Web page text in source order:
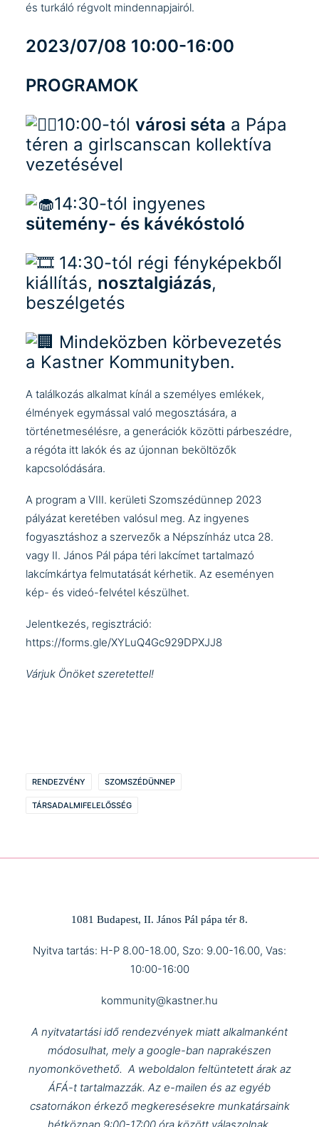
és turkáló régvolt mindennapjairól.
2023/07/08 10:00-16:00
PROGRAMOK
10:00-tól városi séta a Pápa
téren a girlscanscan kollektíva
vezetésével
14:30-tól ingyenes
sütemény- és kávékóstoló
14:30-tól régi fényképekből
kiállítás, nosztalgiázás,
beszélgetés
Mindeközben körbevezetés
a Kastner Kommunityben.
A találkozás alkalmat kínál a személyes emlékek,
élmények egymással való megosztására, a
történetmesélésre, a generációk közötti párbeszédre,
a régóta itt lakók és az újonnan beköltözők
kapcsolódására.
A program a VIII. kerületi Szomszédünnep 2023
pályázat keretében valósul meg. Az ingyenes
fogyasztáshoz a szervezők a Népszínház utca 28.
vagy II. János Pál pápa téri lakcímet tartalmazó
lakcímkártya felmutatását kérhetik. Az eseményen
kép- és videó-felvétel készülhet.
Jelentkezés, regisztráció:
https://forms.gle/XYLuQ4Gc929DPXJJ8
Várjuk Önöket szeretettel!
RENDEZVÉNY SZOMSZÉDÜNNEP
TÁRSADALMIFELELŐSSÉG
1081 Budapest, II. János Pál pápa tér 8.
Nyitva tartás: H-P 8.00-18.00, Szo: 9.00-16.00, Vas:
10:00-16:00
kommunity@kastner.hu
A nyitvatartási idő rendezvények miatt alkalmanként
módosulhat, mely a google-ban naprakészen
nyomonkövethető. A weboldalon feltüntetett árak az
ÁFÁ-t tartalmazzák. Az e-mailen és az egyéb
csatornákon érkező megkeresésekre munkatársaink